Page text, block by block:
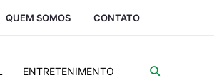
QUEM SOMOS CONTATO
ENTRETENIMENTO